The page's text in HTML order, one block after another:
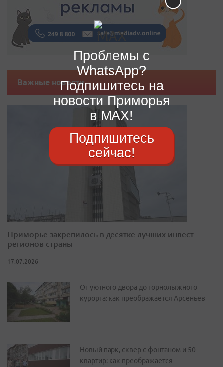
Важные новости
Приморье закрепилось в десятке лучших инвест-
регионов страны
17.07.2026
От уютного двора до горнолыжного
курорта: как преображается Арсеньев
Новый парк, сквер с фонтаном и 50
квартир: как преображается
Проблемы с
WhatsApp?
Подпишитесь на
новости Приморья
в MAX!
Подпишитесь
сейчас!